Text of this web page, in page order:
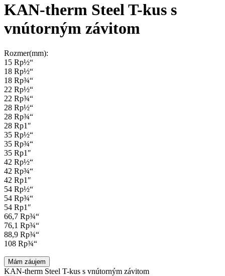
KAN-therm Steel T-kus s
vnútorným závitom
Rozmer(mm):
15 Rp½“
18 Rp½“
18 Rp¾“
22 Rp½“
22 Rp¾“
28 Rp½“
28 Rp¾“
28 Rp1″
35 Rp½“
35 Rp¾“
35 Rp1″
42 Rp½“
42 Rp¾“
42 Rp1″
54 Rp½“
54 Rp¾“
54 Rp1″
66,7 Rp¾“
76,1 Rp¾“
88,9 Rp¾“
108 Rp¾“
Mám záujem
KAN-therm Steel T-kus s vnútorným závitom